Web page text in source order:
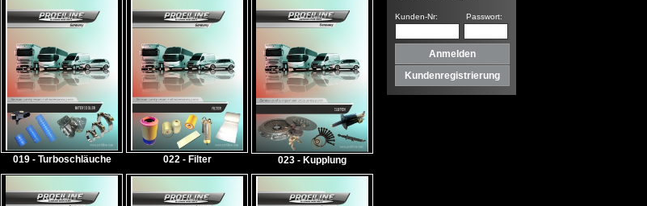
Kunden-Nr: Passwort:
Kundenregistrierung
019 - Turboschläuche 022 - Filter 023 - Kupplung